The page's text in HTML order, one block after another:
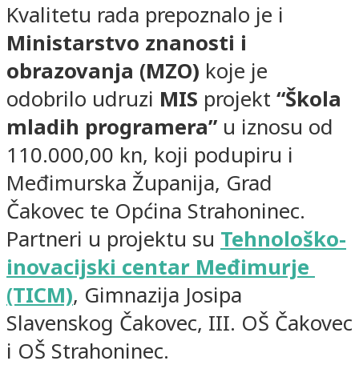
Kvalitetu rada prepoznalo je i
Ministarstvo znanosti i
obrazovanja (MZO) koje je
odobrilo udruzi MIS projekt “Škola
mladih programera” u iznosu od
110.000,00 kn, koji podupiru i
Međimurska Županija, Grad
Čakovec te Općina Strahoninec.
Partneri u projektu su Tehnološko-
inovacijski centar Međimurje
(TICM), Gimnazija Josipa
Slavenskog Čakovec, III. OŠ Čakovec
i OŠ Strahoninec.